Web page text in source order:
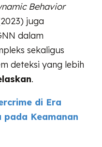
Behavior
juga
dalam
sekaligus
deteksi yang lebih
.
di Era
pada Keamanan